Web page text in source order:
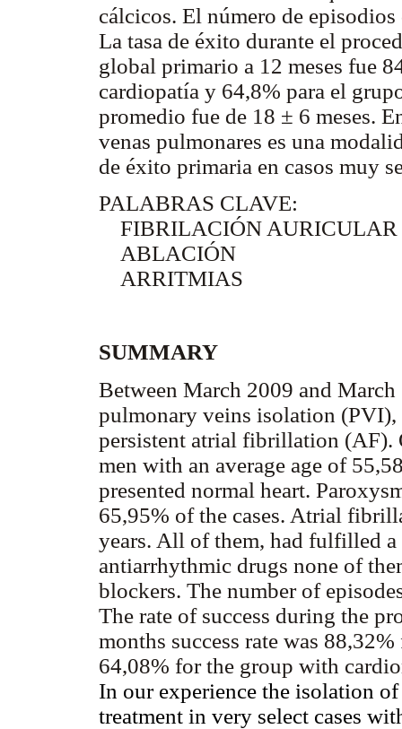
cálcicos. El número de
La tasa de éxito durante el
global primario a 12 meses fue
cardiopatía y 64,8% para el
promedio fue de 18 ± 6 meses.
venas pulmonares es una
de éxito primaria en casos muy
PALABRAS CLAVE:
FIBRILACIÓN AURICULAR
ABLACIÓN
ARRITMIAS
SUMMARY
Between March 2009 and
pulmonary veins isolation (PVI),
persistent atrial fibrillation (AF).
men with an average age of
presented normal heart.
65,95% of the cases. Atrial
years. All of them, had fulfilled
antiarrhythmic drugs none of
blockers. The number of
The rate of success during the
months success rate was
64,08% for the group with
In our experience the isolation
treatment in very select cases